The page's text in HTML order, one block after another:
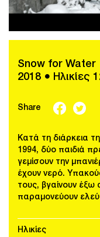
Snow for Water
2018 ● Ηλικίες
Share
Κατά τη διάρκεια
1994, δύο παιδιά
γεμίσουν την
έχουν νερό.
τους, βγαίνουν έξω
παραμονεύουν
Ηλικίες